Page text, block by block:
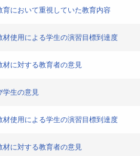
において重視していた教育内容
使用による学生の演習目標到達度
材に対する教育者の意見
学生の意見
使用による学生の演習目標到達度
材に対する教育者の意見